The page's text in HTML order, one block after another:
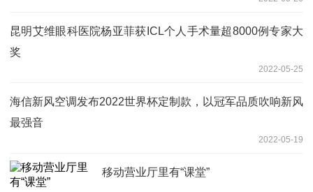
昆明艾维眼科医院杨亚菲获ICL个人手术量超8000例专家大
奖
2022-05-25
海信新风空调发布2022世界杯定制款，以冠军品质吹响新风
最强音
2022-05-19
移动营业厅里有“课堂”